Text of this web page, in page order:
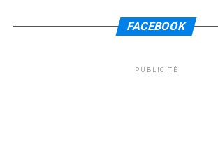
FACEBOOK
PUBLICITÉ